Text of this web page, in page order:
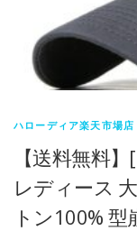
ハローディア楽天市場店
【送料無料
レディース
トン100%